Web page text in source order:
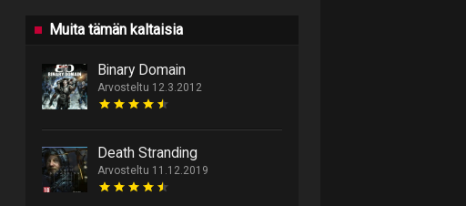
Muita tämän kaltaisia
Binary Domain
Arvosteltu 12.3.2012
Death Stranding
Arvosteltu 11.12.2019